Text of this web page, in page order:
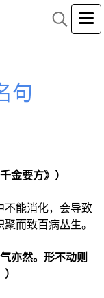
句
金要方》）
能消化，会导致
而致百病丛生。
亦然。形不动则